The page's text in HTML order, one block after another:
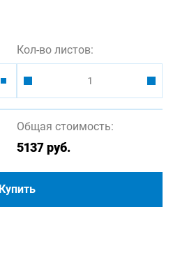
Кол-во листов:
Общая стоимость:
5137руб.
Купить